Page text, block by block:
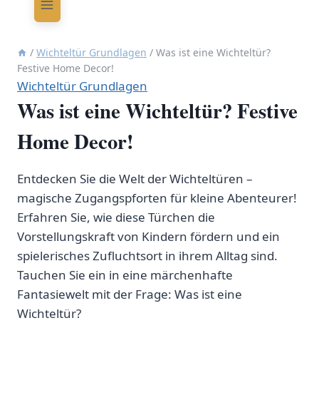
/ Wichteltür Grundlagen / Was ist eine Wichteltür?
Festive Home Decor!
Wichteltür Grundlagen
Was ist eine Wichteltür? Festive
Home Decor!
Entdecken Sie die Welt der Wichteltüren –
magische Zugangspforten für kleine Abenteurer!
Erfahren Sie, wie diese Türchen die
Vorstellungskraft von Kindern fördern und ein
spielerisches Zufluchtsort in ihrem Alltag sind.
Tauchen Sie ein in eine märchenhafte
Fantasiewelt mit der Frage: Was ist eine
Wichteltür?